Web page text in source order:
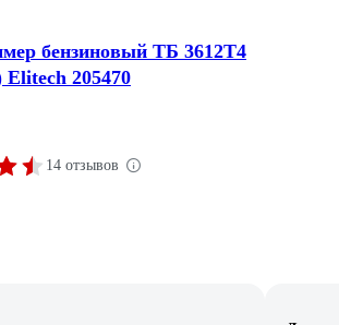
бензиновый ТБ 3612T4
Elitech 205470
14 отзывов